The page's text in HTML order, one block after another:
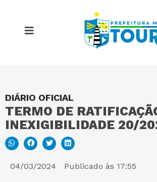
DIÁRIO OFICIAL
TERMO DE
INEXIGIBILIDADE 20/
04/03/2024 Publicado às 17:55
MAPA DO SITE
PORTAL DA TRANSPARÊNCIA
E-SIC